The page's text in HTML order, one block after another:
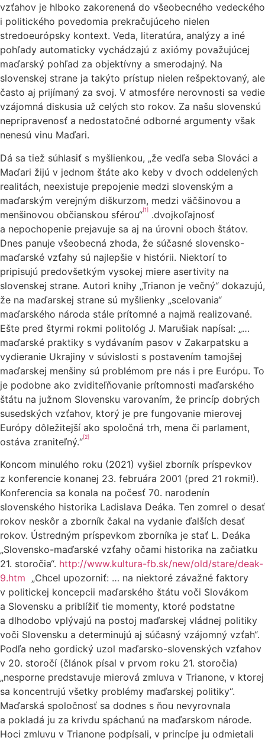
vzťahov je hlboko zakorenená do všeobecného vedeckého
i politického povedomia prekračujúceho nielen
stredoeurópsky kontext. Veda, literatúra, analýzy a iné
pohľady automaticky vychádzajú z axiómy považujúcej
maďarský pohľad za objektívny a smerodajný. Na
slovenskej strane ja takýto prístup nielen rešpektovaný, ale
často aj prijímaný za svoj. V atmosfére nerovnosti sa vedie
vzájomná diskusia už celých sto rokov. Za našu slovenskú
nepripravenosť a nedostatočné odborné argumenty však
nenesú vinu Maďari.
Dá sa tiež súhlasiť s myšlienkou, „že vedľa seba Slováci a
Maďari žijú v jednom štáte ako keby v dvoch oddelených
realitách, neexistuje prepojenie medzi slovenským a
maďarským verejným diškurzom, medzi väčšinovou a
menšinovou občianskou sférou“[1] .dvojkoľajnosť
a nepochopenie prejavuje sa aj na úrovni oboch štátov.
Dnes panuje všeobecná zhoda, že súčasné slovensko-
maďarské vzťahy sú najlepšie v histórii. Niektorí to
pripisujú predovšetkým vysokej miere asertivity na
slovenskej strane. Autori knihy „Trianon je večný“ dokazujú,
že na maďarskej strane sú myšlienky „scelovania“
maďarského národa stále prítomné a najmä realizované.
Ešte pred štyrmi rokmi politológ J. Marušiak napísal: „…
maďarské praktiky s vydávaním pasov v Zakarpatsku a
vydieranie Ukrajiny v súvislosti s postavením tamojšej
maďarskej menšiny sú problémom pre nás i pre Európu. To
je podobne ako zviditeľňovanie prítomnosti maďarského
štátu na južnom Slovensku varovaním, že princíp dobrých
susedských vzťahov, ktorý je pre fungovanie mierovej
Európy dôležitejší ako spoločná trh, mena či parlament,
ostáva zraniteľný.“[2]
Koncom minulého roku (2021) vyšiel zborník príspevkov
z konferencie konanej 23. februára 2001 (pred 21 rokmi!).
Konferencia sa konala na počesť 70. narodenín
slovenského historika Ladislava Deáka. Ten zomrel o desať
rokov neskôr a zborník čakal na vydanie ďalších desať
rokov. Ústredným príspevkom zborníka je stať L. Deáka
„Slovensko-maďarské vzťahy očami historika na začiatku
21. storočia“. http://www.kultura-fb.sk/new/old/stare/deak-
9.htm „Chcel upozorniť: … na niektoré závažné faktory
v politickej koncepcii maďarského štátu voči Slovákom
a Slovensku a priblížiť tie momenty, ktoré podstatne
a dlhodobo vplývajú na postoj maďarskej vládnej politiky
voči Slovensku a determinujú aj súčasný vzájomný vzťah“.
Podľa neho gordický uzol maďarsko-slovenských vzťahov
v 20. storočí (článok písal v prvom roku 21. storočia)
„nesporne predstavuje mierová zmluva v Trianone, v ktorej
sa koncentrujú všetky problémy maďarskej politiky“.
Maďarská spoločnosť sa dodnes s ňou nevyrovnala
a pokladá ju za krivdu spáchanú na maďarskom národe.
Hoci zmluvu v Trianone podpísali, v princípe ju odmietali